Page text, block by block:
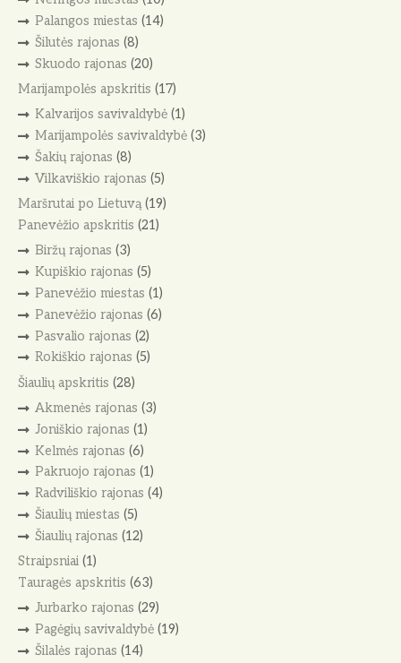
Palangos miestas (14)
Šilutės rajonas (8)
Skuodo rajonas (20)
Marijampolės apskritis (17)
Kalvarijos savivaldybė(1)
Marijampolės savivaldybė(3)
Šakių rajonas (8)
Vilkaviškio rajonas (5)
Maršrutai po Lietuvą(19)
Panevėžio apskritis (21)
Biržų rajonas (3)
Kupiškio rajonas (5)
Panevėžio miestas (1)
Panevėžio rajonas (6)
Pasvalio rajonas (2)
Rokiškio rajonas (5)
Šiaulių apskritis (28)
Akmenės rajonas (3)
Joniškio rajonas (1)
Kelmės rajonas (6)
Pakruojo rajonas (1)
Radviliškio rajonas (4)
Šiaulių miestas (5)
Šiaulių rajonas (12)
Straipsniai (1)
Tauragės apskritis (63)
Jurbarko rajonas (29)
Pagėgių savivaldybė(19)
Šilalės rajonas (14)